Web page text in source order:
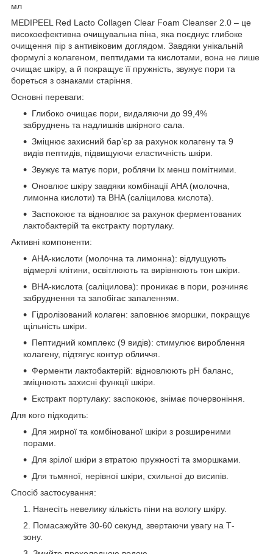
мл
MEDIPEEL Red Lacto Collagen Clear Foam Cleanser 2.0 – це
високоефективна очищувальна піна, яка поєднує глибоке
очищення пір з антивіковим доглядом. Завдяки унікальній
формулі з колагеном, пептидами та кислотами, вона не лише
очищає шкіру, а й покращує її пружність, звужує пори та
бореться з ознаками старіння.
Основні переваги:
Глибоко очищає пори, видаляючи до 99,4%
забруднень та надлишків шкірного сала.
Зміцнює захисний бар’єр за рахунок колагену та 9
видів пептидів, підвищуючи еластичність шкіри.
Звужує та матує пори, роблячи їх менш помітними.
Оновлює шкіру завдяки комбінації AHA (молочна,
лимонна кислоти) та BHA (саліцилова кислота).
Заспокоює та відновлює за рахунок ферментованих
лактобактерій та екстракту портулаку.
Активні компоненти:
AHA-кислоти (молочна та лимонна): відлущують
відмерлі клітини, освітлюють та вирівнюють тон шкіри.
BHA-кислота (саліцилова): проникає в пори, розчиняє
забруднення та запобігає запаленням.
Гідролізований колаген: заповнює зморшки, покращує
щільність шкіри.
Пептидний комплекс (9 видів): стимулює вироблення
колагену, підтягує контур обличчя.
Ферменти лактобактерій: відновлюють pH баланс,
зміцнюють захисні функції шкіри.
Екстракт портулаку: заспокоює, знімає почервоніння.
Для кого підходить:
Для жирної та комбінованої шкіри з розширеними
порами.
Для зрілої шкіри з втратою пружності та зморшками.
Для тьмяної, нерівної шкіри, схильної до висипів.
Спосіб застосування:
Нанесіть невелику кількість піни на вологу шкіру.
Помасажуйте 30-60 секунд, звертаючи увагу на Т-
зону.